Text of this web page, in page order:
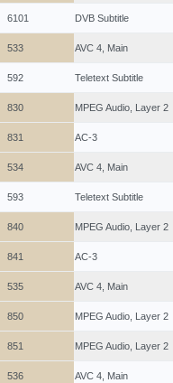
6101 DVB Subtitle
533 AVC 4, Main
592 Teletext Subtitle
830 MPEG Audio, Layer 2
831 AC-3
534 AVC 4, Main
593 Teletext Subtitle
840 MPEG Audio, Layer 2
841 AC-3
535 AVC 4, Main
850 MPEG Audio, Layer 2
851 MPEG Audio, Layer 2
536 AVC 4, Main